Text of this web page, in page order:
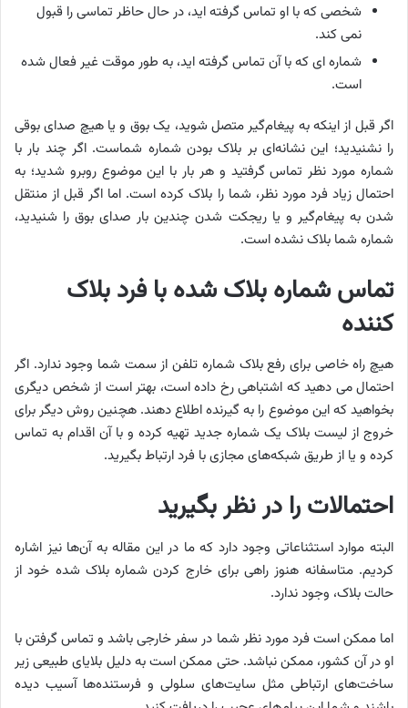
شخصی که با او تماس گرفته اید، در حال حاظر تماسی را قبول
نمی کند.
شماره ای که با آن تماس گرفته اید، به طور موقت غیر فعال شده
است.
اگر قبل از اینکه به پیغام‌گیر متصل شوید، یک بوق و یا هیچ صدای بوقی
را نشنیدید؛ این نشانه‌ای بر بلاک بودن شماره شماست. اگر چند بار با
شماره مورد نظر تماس گرفتید و هر بار با این موضوع روبرو شدید؛ به
احتمال زیاد فرد مورد نظر، شما را بلاک کرده است. اما اگر قبل از منتقل
شدن به پیغام‌گیر و یا ریجکت شدن چندین بار صدای بوق را شنیدید،
شماره شما بلاک نشده است.
تماس شماره بلاک شده با فرد بلاک
کننده
هیچ راه خاصی برای رفع بلاک شماره تلفن از سمت شما وجود ندارد. اگر
احتمال می دهید که اشتباهی رخ داده است، بهتر است از شخص دیگری
بخواهید که این موضوع را به گیرنده اطلاع دهند. هچنین روش دیگر برای
خروج از لیست بلاک یک شماره جدید تهیه کرده و با آن اقدام به تماس
کرده و یا از طریق شبکه‌های مجازی با فرد ارتباط بگیرید.
احتمالات را در نظر بگیرید
البته موارد استثناعاتی وجود دارد که ما در این مقاله به آن‌ها نیز اشاره
کردیم. متاسفانه هنوز راهی برای خارج کردن شماره بلاک شده خود از
حالت بلاک، وجود ندارد.
اما ممکن است فرد مورد نظر شما در سفر خارجی باشد و تماس گرفتن با
او در آن کشور، ممکن نباشد. حتی ممکن است به دلیل بلایای طبیعی زیر
ساخت‌های ارتباطی مثل سایت‌های سلولی و فرستنده‌ها آسیب دیده